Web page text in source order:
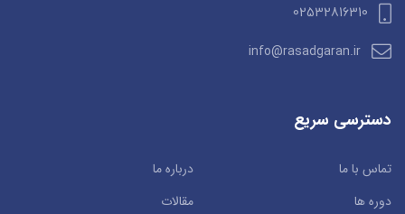
02532816310
info@rasadgaran.ir
دسترسی سریع
تماس با ما
درباره ما
دوره ها
مقالات